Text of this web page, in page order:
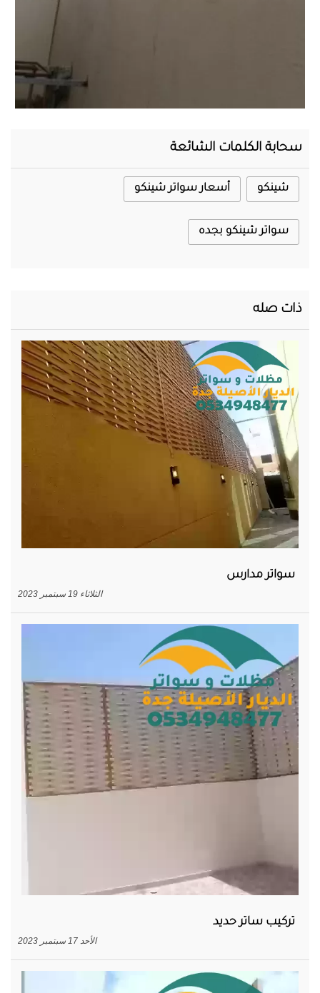
سحابة الكلمات الشائعة
شينكو أسعار سواتر شينكو
سواتر شينكو بجده
ذات صله
سواتر مدارس
الثلاثاء 19 سبتمبر 2023
تركيب ساتر حديد
الأحد 17 سبتمبر 2023